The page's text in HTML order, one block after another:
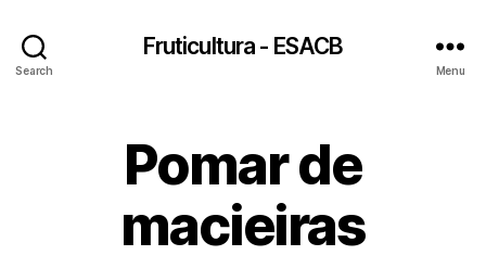
Search
Fruticultura - ESACB
Menu
Pomar de
macieiras